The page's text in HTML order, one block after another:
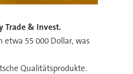
Trade & Invest.
55 000 Dollar, was
Qualitätsprodukte.